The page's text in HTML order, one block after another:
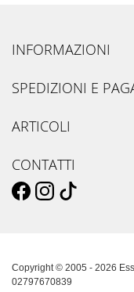
INFORMAZIONI
SPEDIZIONI E
ARTICOLI
CONTATTI
Copyright © 2005 - 2026
02797670839